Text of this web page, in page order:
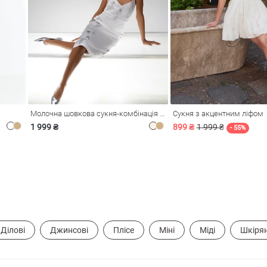
1 999 ₴
Сукня з акцентним ліфом
899 ₴ 1 999 ₴ - 55%
Ділові Джинсові Плісе Міні Міді